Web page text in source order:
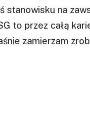
stanowisku na
to przez całą
zamierzam